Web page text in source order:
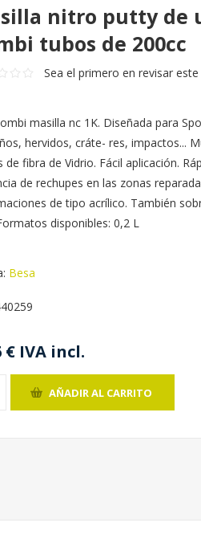
nitro putty de
tubos de 200cc
Sea el primero en revisar
masilla nc 1K. Diseñada para
hervidos, cráte- res, impactos...
de fibra de Vidrio. Fácil aplicación.
de rechupes en las zonas
de tipo acrílico. También
disponibles: 0,2 L
Besa
€ IVA incl.
AÑADIR AL CARRITO